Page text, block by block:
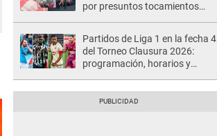
por presuntos tocamientos
Partidos de Liga 1 en la fecha 4
del Torneo Clausura 2026:
programación, horarios y